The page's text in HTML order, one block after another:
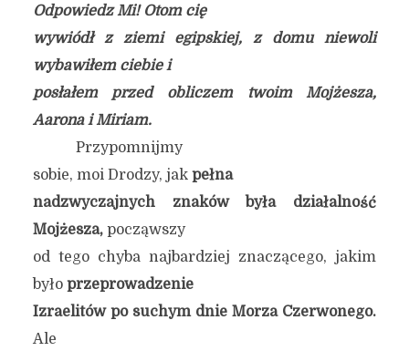
Odpowiedz Mi! Otom cię
wywiódł z ziemi egipskiej, z domu niewoli
wybawiłem ciebie i
posłałem przed obliczem twoim Mojżesza,
Aarona i Miriam.
Przypomnijmy
sobie, moi Drodzy, jak pełna
nadzwyczajnych znaków była działalność
Mojżesza, począwszy
od tego chyba najbardziej znaczącego, jakim
było przeprowadzenie
Izraelitów po suchym dnie Morza Czerwonego.
Ale